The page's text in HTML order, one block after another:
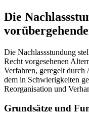
Die
Die Nachlassstundung
Recht vorgesehenen
Verfahren, geregelt
dem in Schwierigkeiten
Reorganisation und
Grundsätze und